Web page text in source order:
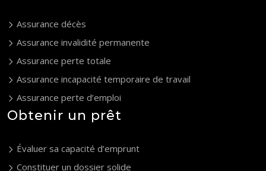
Assurance décès
Assurance invalidité permanente
Assurance perte totale
Assurance incapacité temporaire de travail
Assurance perte d’emploi
Obtenir un prêt
Évaluer sa capacité d’emprunt
Constituer un dossier solide